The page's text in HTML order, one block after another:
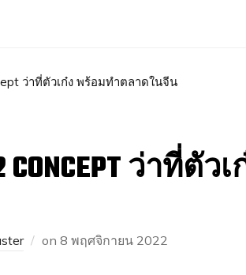
ว่าที่ตัวเก๋ง พร้อมทำตลาดในจีน
2 CONCEPT ว่าที่
on 8 พฤศจิกายน 2022